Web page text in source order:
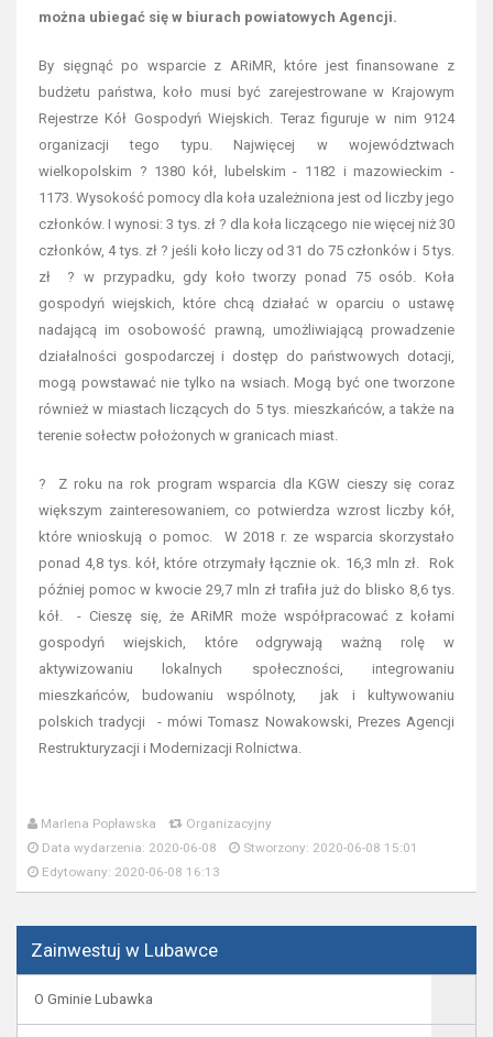
można ubiegać się w biurach powiatowych Agencji.
By sięgnąć po wsparcie z ARiMR, które jest finansowane z
budżetu państwa, koło musi być zarejestrowane w Krajowym
Rejestrze Kół Gospodyń Wiejskich. Teraz figuruje w nim 9124
organizacji tego typu. Najwięcej w województwach
wielkopolskim ? 1380 kół, lubelskim - 1182 i mazowieckim -
1173. Wysokość pomocy dla koła uzależniona jest od liczby jego
członków. I wynosi: 3 tys. zł ? dla koła liczącego nie więcej niż 30
członków, 4 tys. zł ? jeśli koło liczy od 31 do 75 członków i 5 tys.
zł ? w przypadku, gdy koło tworzy ponad 75 osób. Koła
gospodyń wiejskich, które chcą działać w oparciu o ustawę
nadającą im osobowość prawną, umożliwiającą prowadzenie
działalności gospodarczej i dostęp do państwowych dotacji,
mogą powstawać nie tylko na wsiach. Mogą być one tworzone
również w miastach liczących do 5 tys. mieszkańców, a także na
terenie sołectw położonych w granicach miast.
? Z roku na rok program wsparcia dla KGW cieszy się coraz
większym zainteresowaniem, co potwierdza wzrost liczby kół,
które wnioskują o pomoc. W 2018 r. ze wsparcia skorzystało
ponad 4,8 tys. kół, które otrzymały łącznie ok. 16,3 mln zł. Rok
później pomoc w kwocie 29,7 mln zł trafiła już do blisko 8,6 tys.
kół. - Cieszę się, że ARiMR może współpracować z kołami
gospodyń wiejskich, które odgrywają ważną rolę w
aktywizowaniu lokalnych społeczności, integrowaniu
mieszkańców, budowaniu wspólnoty, jak i kultywowaniu
polskich tradycji - mówi Tomasz Nowakowski, Prezes Agencji
Restrukturyzacji i Modernizacji Rolnictwa.
Marlena Popławska
Organizacyjny
Data wydarzenia: 2020-06-08
Stworzony: 2020-06-08 15:01
Edytowany: 2020-06-08 16:13
Zainwestuj w Lubawce
O Gminie Lubawka